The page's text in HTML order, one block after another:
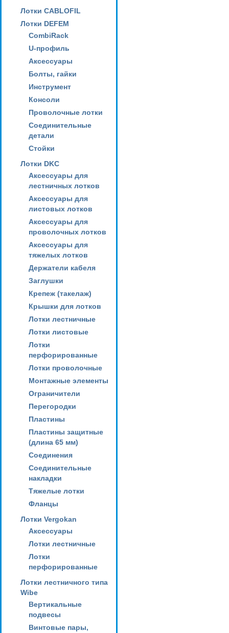
Лотки CABLOFIL
Лотки DEFEM
CombiRack
U-профиль
Аксессуары
Болты, гайки
Инструмент
Консоли
Проволочные лотки
Соединительные
детали
Стойки
Лотки DKC
Аксессуары для
лестничных лотков
Аксессуары для
листовых лотков
Аксессуары для
проволочных лотков
Аксессуары для
тяжелых лотков
Держатели кабеля
Заглушки
Крепеж (такелаж)
Крышки для лотков
Лотки лестничные
Лотки листовые
Лотки
перфорированные
Лотки проволочные
Монтажные элементы
Ограничители
Перегородки
Пластины
Пластины защитные
(длина 65 мм)
Соединения
Соединительные
накладки
Тяжелые лотки
Фланцы
Лотки Vergokan
Аксессуары
Лотки лестничные
Лотки
перфорированные
Лотки лестничного типа
Wibe
Вертикальные
подвесы
Винтовые пары,